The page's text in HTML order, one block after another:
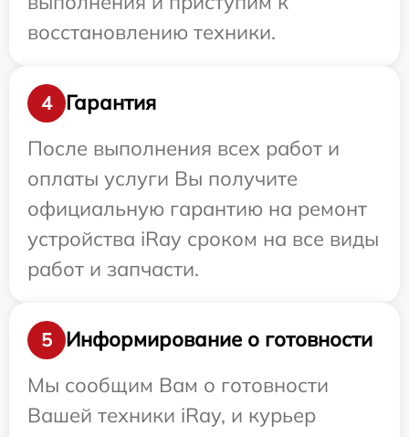
восстановлению техники.
4
Гарантия
После выполнения всех работ и
оплаты услуги Вы получите
официальную гарантию на ремонт
устройства iRay сроком на все виды
работ и запчасти.
5
Информирование о готовности
Мы сообщим Вам о готовности
Вашей техники iRay, и курьер